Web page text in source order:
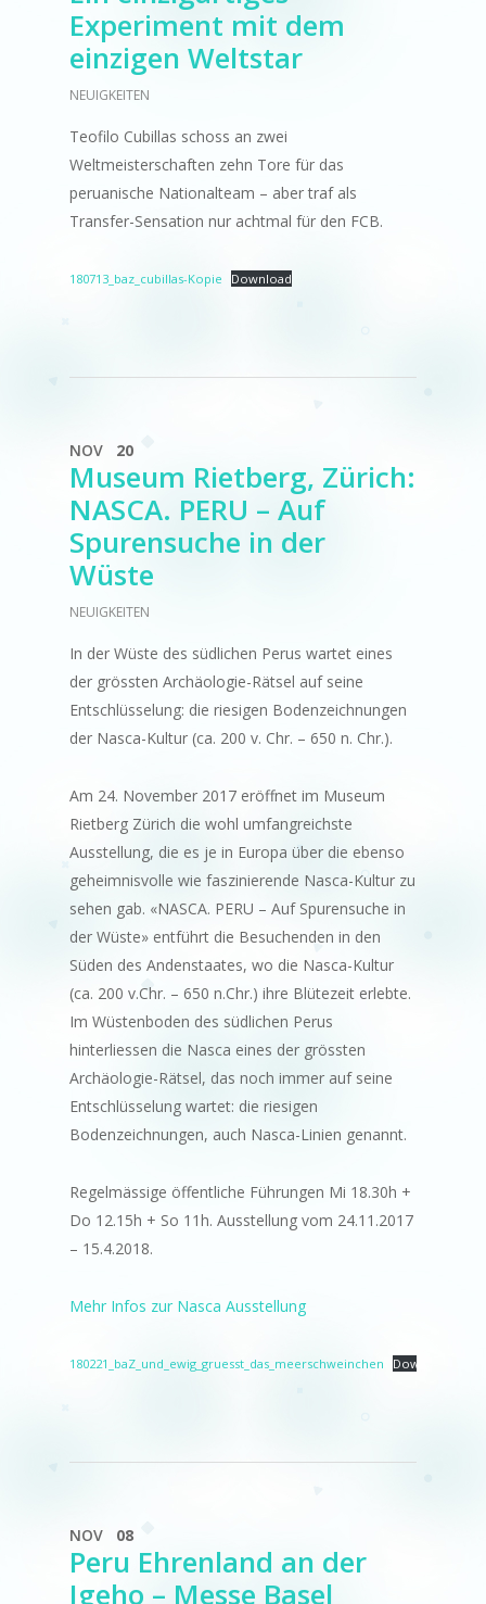
Experiment mit dem
einzigen Weltstar
NEUIGKEITEN
Teofilo Cubillas schoss an zwei
Weltmeisterschaften zehn Tore für das
peruanische Nationalteam – aber traf als
Transfer-Sensation nur achtmal für den FCB.
180713_baz_cubillas-Kopie Download
NOV 20
Museum Rietberg, Zürich:
NASCA. PERU – Auf
Spurensuche in der
Wüste
NEUIGKEITEN
In der Wüste des südlichen Perus wartet eines
der grössten Archäologie-Rätsel auf seine
Entschlüsselung: die riesigen Bodenzeichnungen
der Nasca-Kultur (ca. 200 v. Chr. – 650 n. Chr.).
Am 24. November 2017 eröffnet im Museum
Rietberg Zürich die wohl umfangreichste
Ausstellung, die es je in Europa über die ebenso
geheimnisvolle wie faszinierende Nasca-Kultur zu
sehen gab. «NASCA. PERU – Auf Spurensuche in
der Wüste» entführt die Besuchenden in den
Süden des Andenstaates, wo die Nasca-Kultur
(ca. 200 v.Chr. – 650 n.Chr.) ihre Blütezeit erlebte.
Im Wüstenboden des südlichen Perus
hinterliessen die Nasca eines der grössten
Archäologie-Rätsel, das noch immer auf seine
Entschlüsselung wartet: die riesigen
Bodenzeichnungen, auch Nasca-Linien genannt.
Regelmässige öffentliche Führungen Mi 18.30h +
Do 12.15h + So 11h. Ausstellung vom 24.11.2017
– 15.4.2018.
Mehr Infos zur Nasca Ausstellung
180221_baZ_und_ewig_gruesst_das_meerschweinchen Download
NOV 08
Peru Ehrenland an der
Igeho – Messe Basel